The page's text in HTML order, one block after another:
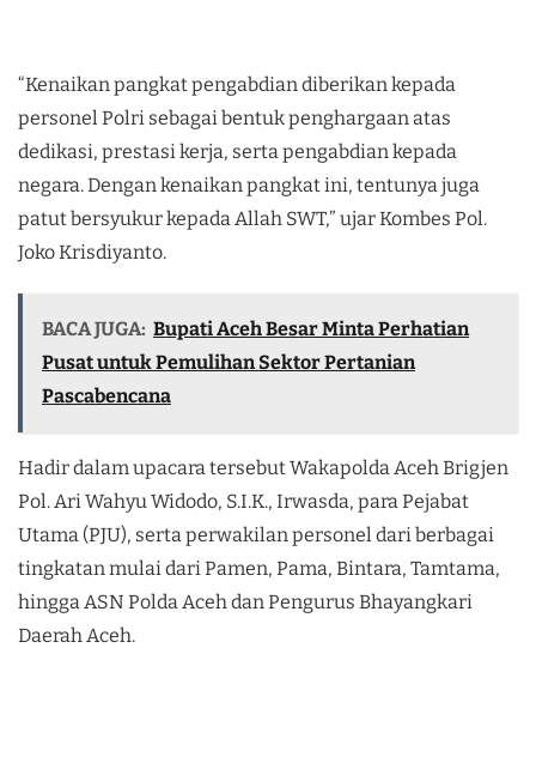
“Kenaikan pangkat pengabdian diberikan kepada
personel Polri sebagai bentuk penghargaan atas
dedikasi, prestasi kerja, serta pengabdian kepada
negara. Dengan kenaikan pangkat ini, tentunya juga
patut bersyukur kepada Allah SWT,” ujar Kombes Pol.
Joko Krisdiyanto.
BACA JUGA: Bupati Aceh Besar Minta Perhatian
Pusat untuk Pemulihan Sektor Pertanian
Pascabencana
Hadir dalam upacara tersebut Wakapolda Aceh Brigjen
Pol. Ari Wahyu Widodo, S.I.K., Irwasda, para Pejabat
Utama (PJU), serta perwakilan personel dari berbagai
tingkatan mulai dari Pamen, Pama, Bintara, Tamtama,
hingga ASN Polda Aceh dan Pengurus Bhayangkari
Daerah Aceh.